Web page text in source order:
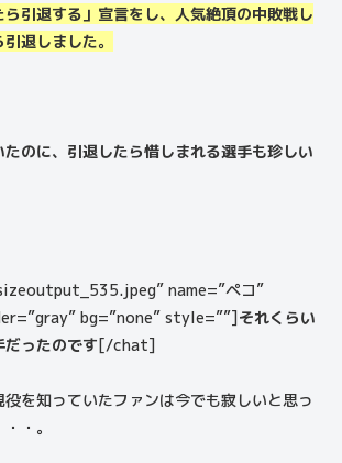
ら引退する」宣言をし、人気絶頂の中敗戦し
退しました。
のに、引退したら惜しまれる選手も珍しい
name=”ペコ”
bg=”none” style=””]それくらい
ったのです[/chat]
を知っていたファンは今でも寂しいと思っ
・。